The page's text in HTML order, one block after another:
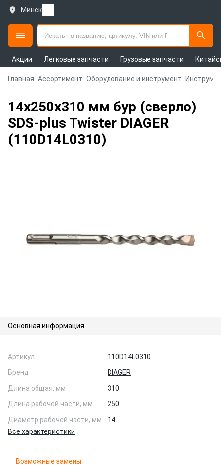
Минск
Акции Легковые запчасти Грузовые запчасти
Главная Ассортимент Оборудование и инструмент
14х250х310 мм бур (сверло)
SDS-plus Twister DIAGER
(110D14L0310)
Основная информация
Артикул
110D14L0310
Бренд
DIAGER
Длина общая, мм
310
Длина рабочей части, мм
250
Диаметр рабочей части, мм
14
Все характеристики
Возможные замены